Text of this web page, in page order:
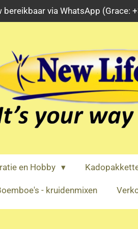
bereikbaar via WhatsApp (Grace:
en Hobby
- kruidenmixen